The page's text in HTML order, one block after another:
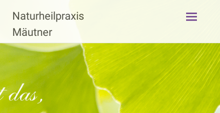
Inhalt
springen
Naturheilpraxis
Mäutner